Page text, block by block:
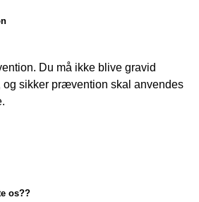
Du må ikke blive gravid
og sikker prævention skal anvendes
os??